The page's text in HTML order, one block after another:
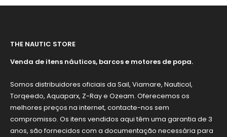
THE NAUTIC STORE
Venda de itens náuticos, barcos e motores de popa.
Somos distribuidores oficiais da Sail, Viamare, Nauticol,
Torqeedo, Aquaparx, Z-Ray e Ozeam. Oferecemos os
melhores preços na internet, contacte-nos sem
compromisso. Os itens vendidos aqui têm uma garantia de 3
anos, são fornecidos com a documentação necessária para